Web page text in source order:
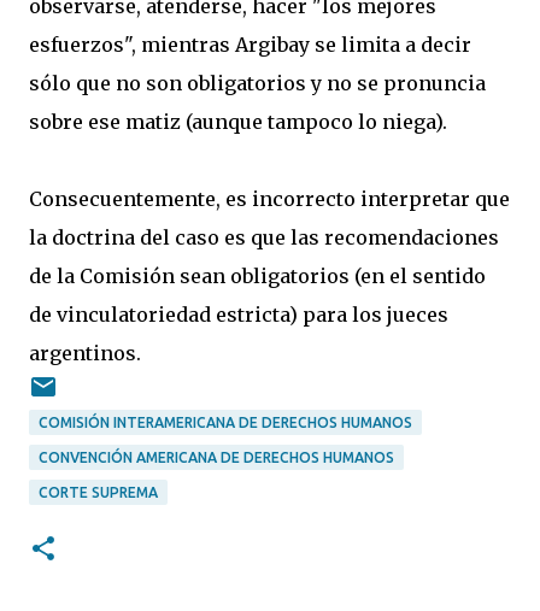
observarse, atenderse, hacer "los mejores
esfuerzos", mientras Argibay se limita a decir
sólo que no son obligatorios y no se pronuncia
sobre ese matiz (aunque tampoco lo niega).
Consecuentemente, es incorrecto interpretar que
la doctrina del caso es que las recomendaciones
de la Comisión sean obligatorios (en el sentido
de vinculatoriedad estricta) para los jueces
argentinos.
COMISIÓN INTERAMERICANA DE DERECHOS HUMANOS
CONVENCIÓN AMERICANA DE DERECHOS HUMANOS
CORTE SUPREMA